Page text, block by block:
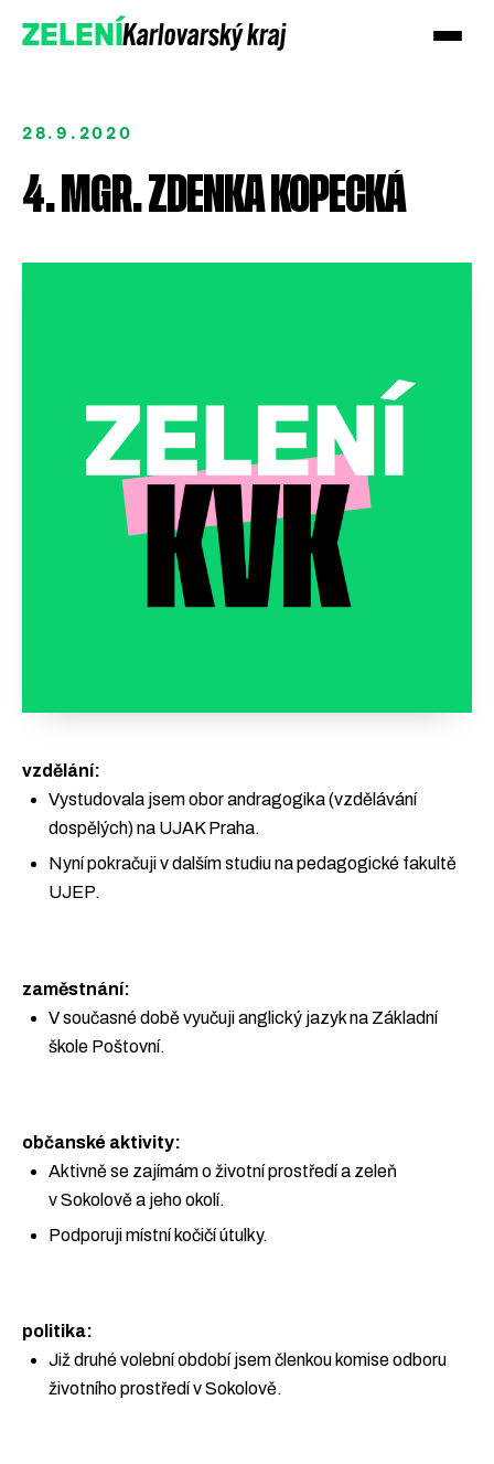
ZELENÍKarlovarský kraj
28.9.2020
4. MGR. ZDENKA KOPECKÁ
vzdělání:
Vystudovala jsem obor andragogika (vzdělávání
dospělých) na UJAK Praha.
Nyní pokračuji v dalším studiu na pedagogické fakultě
UJEP.
zaměstnání:
V současné době vyučuji anglický jazyk na Základní
škole Poštovní.
občanské aktivity:
Aktivně se zajímám o životní prostředí a zeleň
v Sokolově a jeho okolí.
Podporuji místní kočičí útulky.
politika:
Již druhé volební období jsem členkou komise odboru
životního prostředí v Sokolově.